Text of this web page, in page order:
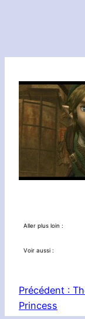
Aller plus loin :
Voir aussi :
Précédent :
Princess